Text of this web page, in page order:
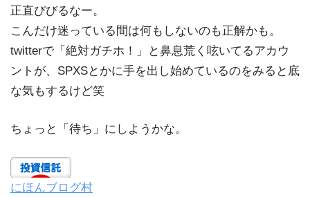
正直びびるなー。
こんだけ迷っている間は何もしないのも正解かも。
twitterで「絶対ガチホ！」と鼻息荒く呟いてるアカウ
ントが、SPXSとかに手を出し始めているのをみると底
な気もするけど笑
ちょっと「待ち」にしようかな。
にほんブログ村